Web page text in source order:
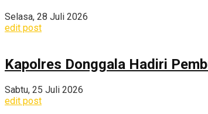
Selasa, 28 Juli 2026
edit post
Kapolres Donggala Hadiri
Sabtu, 25 Juli 2026
edit post